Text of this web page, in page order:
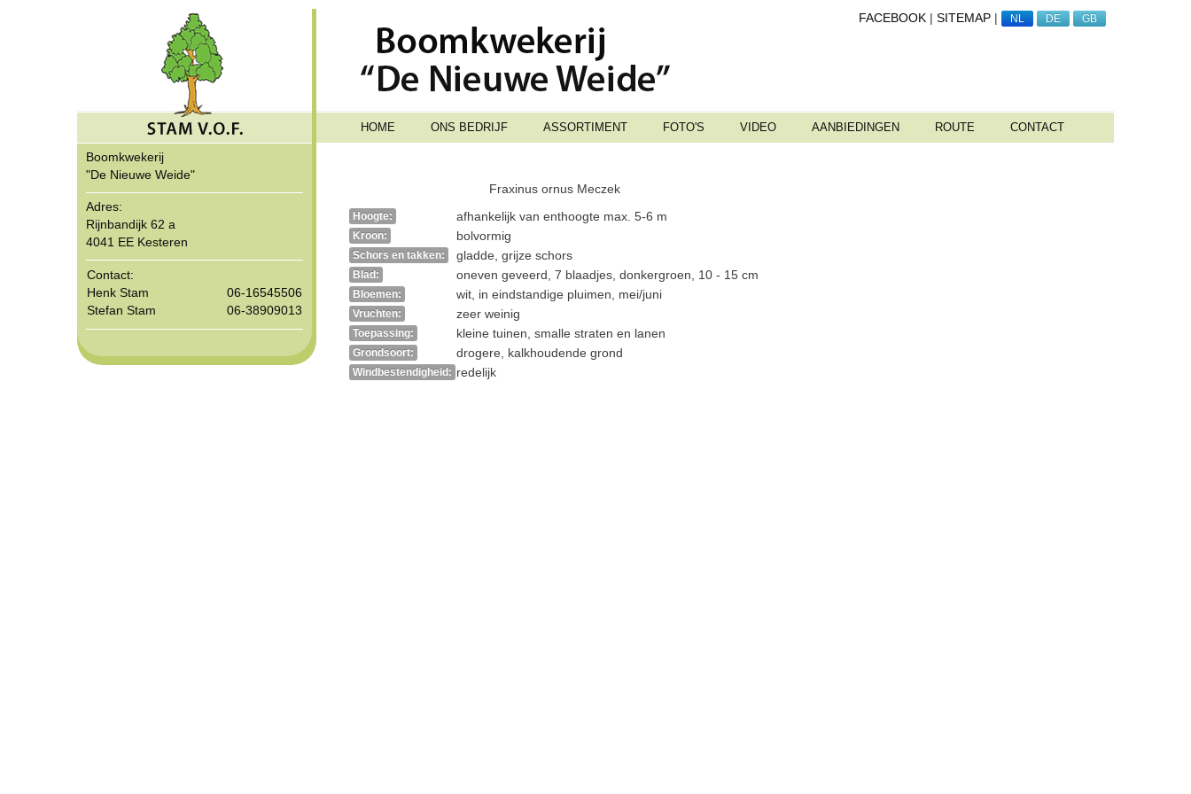
FACEBOOK| SITEMAP| NL DE GB
HOME ONS BEDRIJF ASSORTIMENT FOTO'S VIDEO AANBIEDINGEN ROUTE CONTACT
Boomkwekerij
"De Nieuwe Weide"
Adres:
Rijnbandijk 62 a
4041 EE Kesteren
Contact:
Henk Stam
Stefan Stam
06-16545506
06-38909013
Fraxinus ornus Meczek
Hoogte: afhankelijk van enthoogte max. 5-6 m
Kroon: bolvormig
Schors en takken: gladde, grijze schors
Blad: oneven geveerd, 7 blaadjes, donkergroen, 10 - 15 cm
Bloemen: wit, in eindstandige pluimen, mei/juni
Vruchten: zeer weinig
Toepassing: kleine tuinen, smalle straten en lanen
Grondsoort: drogere, kalkhoudende grond
Windbestendigheid: redelijk